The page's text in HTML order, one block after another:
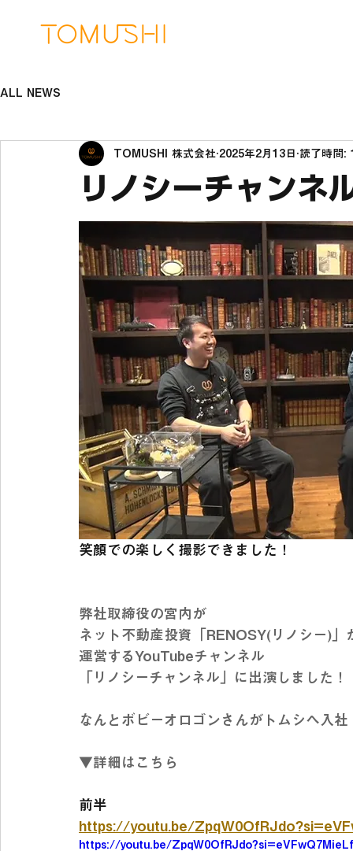
ALL NEWS
リノシーチャンネ
TOMUSHI 株式会社 2025年2月13日 読了時間:
笑顔での楽しく撮影できました！
弊社取締役の宮内が
ネット不動産投資「RENOSY(リノシー)」
運営するYouTubeチャンネル
「リノシーチャンネル」に出演しました！
なんとボビーオロゴンさんがトムシへ入社
▼詳細はこちら
前半
https://youtu.be/
https://youtu.be/